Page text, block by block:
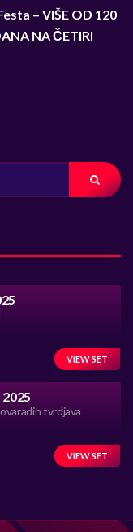
– VIŠE OD 120
NA ČETIRI
VIEW SET
tvrdjava
VIEW SET